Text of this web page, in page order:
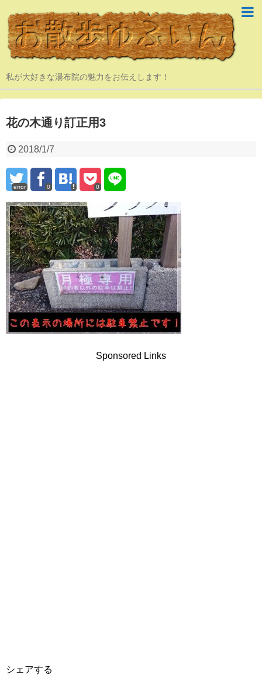
私が大好きな湯布院の魅力をお伝えします！
花の木通り訂正用3
2018/1/7
error 0 0
Sponsored Links
シェアする